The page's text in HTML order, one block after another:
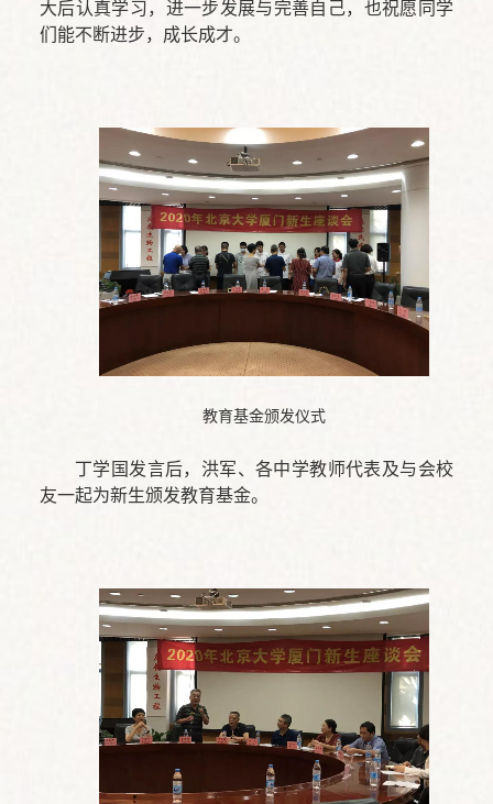
大后认真学习，进一步发展与完善自己，也祝愿同学
们能不断进步，成长成才。
教育基金颁发仪式
丁学国发言后，洪军、各中学教师代表及与会校
友一起为新生颁发教育基金。